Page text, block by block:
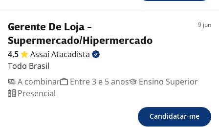
Gerente De Loja -
Supermercado/Hipermercado
9 jun
4,5 AssaíAtacadista
Todo Brasil
A combinar
Entre 3 e 5 anos
Ensino Superior
Presencial
Candidatar-me